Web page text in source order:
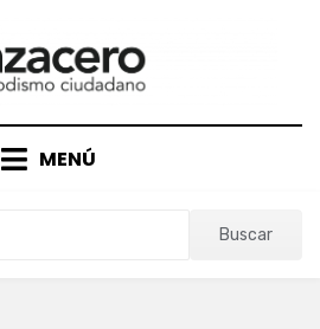
MENÚ
Buscar